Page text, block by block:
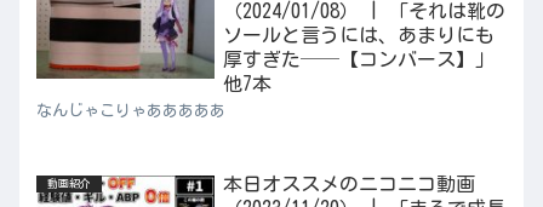
（2024/01/08） | 「それは靴の
ソールと言うには、あまりにも
厚すぎた──【コンバース】」
他7本
なんじゃこりゃあああああ
動画紹介
本日オススメのニコニコ動画